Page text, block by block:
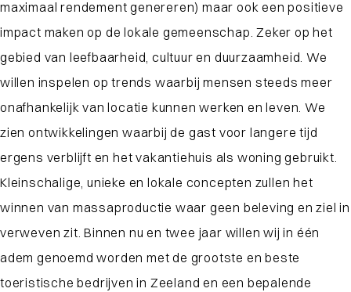
maximaal rendement genereren) maar ookeen positieve
impact maken op de lokale gemeenschap. Zeker op het
gebied van leefbaarheid, cultuur en duurzaamheid. We
willen inspelen op trends waarbij mensen steeds meer
onafhankelijk van locatie kunnen werken en leven. We
zien ontwikkelingen waarbij de gast voor langere tijd
ergens verblijft en het vakantiehuis als woning gebruikt.
Kleinschalige, unieke en lokale concepten zullen het
winnen van massaproductie waar geen beleving en ziel in
verweven zit. Binnen nu en twee jaar willen wij in één
adem genoemd worden met de grootste en beste
toeristische bedrijven in Zeeland en een bepalende